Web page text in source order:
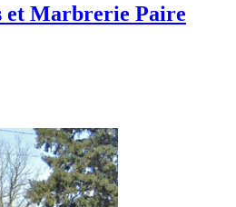
et Marbrerie Paire